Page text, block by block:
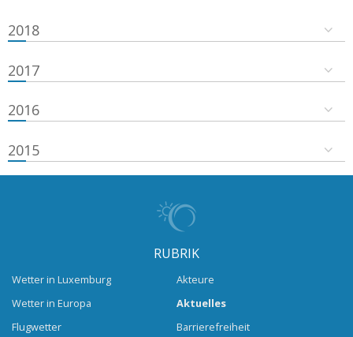
2018
2017
2016
2015
RUBRIK
Wetter in Luxemburg
Wetter in Europa
Flugwetter
Akteure
Aktuelles
Barrierefreiheit